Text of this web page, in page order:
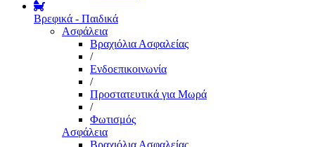
Βρεφικά - Παιδικά
Ασφάλεια
Βραχιόλια Ασφαλείας
/
Ενδοεπικοινωνία
/
Προστατευτικά για Μωρά
/
Φωτισμός
Ασφάλεια
Βραχιόλια Ασφαλείας